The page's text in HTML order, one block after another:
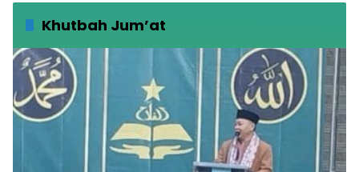
Khutbah Jum’at